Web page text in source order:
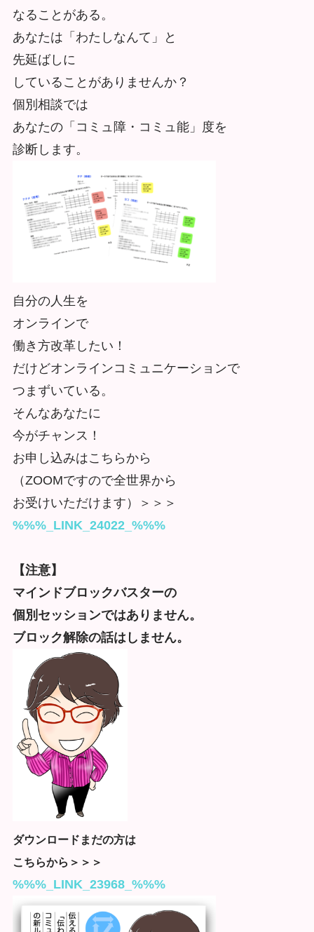
なることがある。
あなたは「わたしなんて」と
先延ばしに
していることがありませんか？
個別相談では
あなたの「コミュ障・コミュ能」度を
診断します。
自分の人生を
オンラインで
働き方改革したい！
だけどオンラインコミュニケーションで
つまずいている。
そんなあなたに
今がチャンス！
お申し込みはこちらから
（ZOOMですので全世界から
お受けいただけます）＞＞＞
%%%_LINK_24022_%%%
【注意】
マインドブロックバスターの
個別セッションではありません。
ブロック解除の話はしません。
ダウンロードまだの方は
こちらから＞＞＞
%%%_LINK_23968_%%%